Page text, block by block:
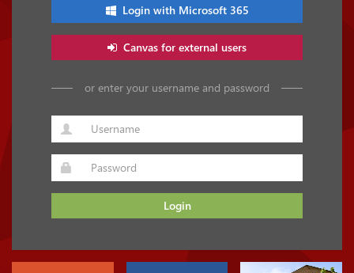
Login with Microsoft 365
Canvas for external users
or enter your username and password
Login